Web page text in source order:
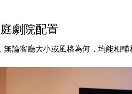
劇院配置
無論客廳大小或風格為何，均能相輔